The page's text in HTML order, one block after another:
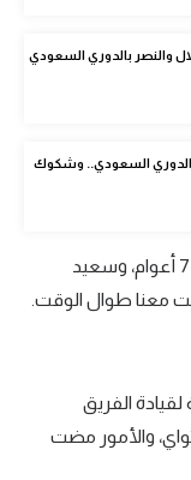
والنصر بالدوري السعودي
الدوري السعودي.. وشكوك
وأضاف "آخر دوري حققه النصر كان قبل 6 أو 7 أعوام، وسعيد
معنا طوال الوقت.
الفريق
والأمور مضت